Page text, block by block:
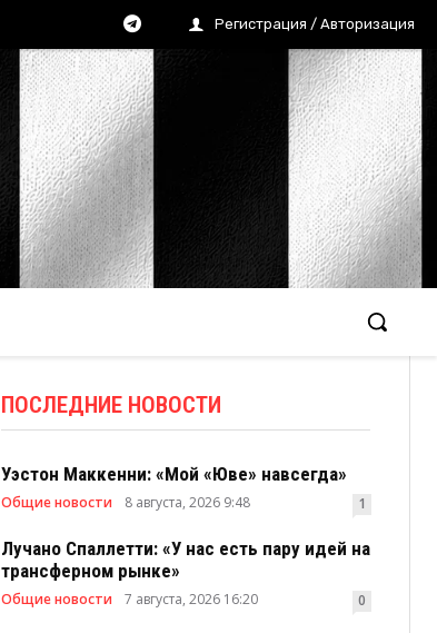
Регистрация / Авторизация
ПОСЛЕДНИЕ НОВОСТИ
Уэстон Маккенни: «Мой «Юве» навсегда»
Общие новости 8 августа, 2026 9:48 1
Лучано Спаллетти: «У нас есть пару идей на
трансферном рынке»
Общие новости 7 августа, 2026 16:20 0